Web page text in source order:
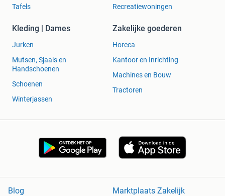
Tafels
Recreatiewoningen
Kleding | Dames
Jurken
Mutsen, Sjaals en
Handschoenen
Schoenen
Winterjassen
Zakelijke goederen
Horeca
Kantoor en Inrichting
Machines en Bouw
Tractoren
Blog
Marktplaats Zakelijk